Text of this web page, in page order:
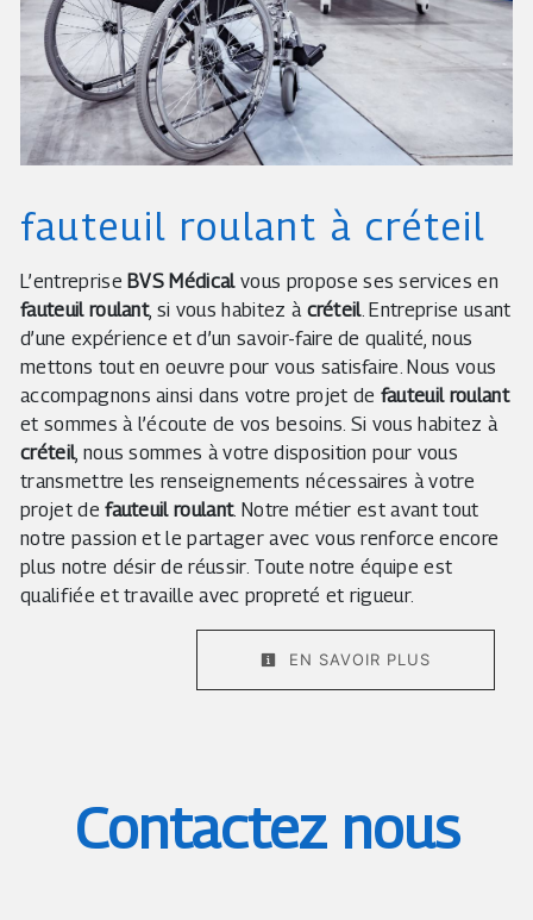
fauteuil roulant à créteil
L’entrepriseBVS Médicalvous propose ses services en
fauteuil roulant, si vous habitez à créteil. Entreprise usant
d’une expérience et d’un savoir-faire de qualité, nous
mettons tout en oeuvre pour vous satisfaire. Nous vous
accompagnons ainsi dans votre projet de fauteuil roulant
et sommes à l’écoute de vos besoins. Si vous habitez à
créteil, nous sommes à votre disposition pour vous
transmettre les renseignements nécessaires à votre
projet defauteuil roulant. Notre métier est avant tout
notre passion et le partager avec vous renforce encore
plus notre désir de réussir. Toute notre équipe est
qualifiée et travaille avec propreté et rigueur.
EN SAVOIR PLUS
Contactez nous